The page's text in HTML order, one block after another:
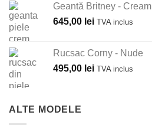
Geantă Britney - Cream
645,00 lei TVA inclus
Rucsac Corny - Nude
495,00 lei TVA inclus
ALTE MODELE